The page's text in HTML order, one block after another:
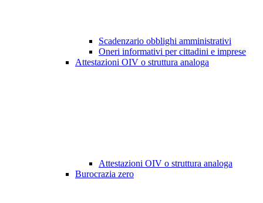
Scadenzario obblighi amministrativi
Oneri informativi per cittadini e imprese
Attestazioni OIV o struttura analoga
Attestazioni OIV o struttura analoga
Burocrazia zero